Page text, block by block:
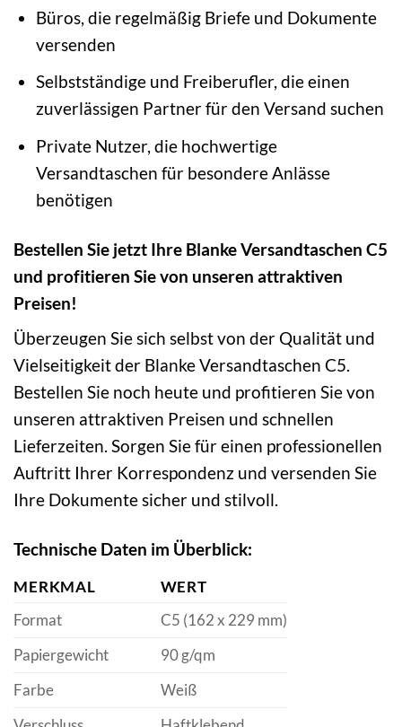
Büros, die regelmäßig Briefe und Dokumente
versenden
Selbstständige und Freiberufler, die einen
zuverlässigen Partner für den Versand suchen
Private Nutzer, die hochwertige
Versandtaschen für besondere Anlässe
benötigen
Bestellen Sie jetzt Ihre Blanke Versandtaschen C5
und profitieren Sie von unseren attraktiven
Preisen!
Überzeugen Sie sich selbst von der Qualität und
Vielseitigkeit der Blanke Versandtaschen C5.
Bestellen Sie noch heute und profitieren Sie von
unseren attraktiven Preisen und schnellen
Lieferzeiten. Sorgen Sie für einen professionellen
Auftritt Ihrer Korrespondenz und versenden Sie
Ihre Dokumente sicher und stilvoll.
Technische Daten im Überblick:
MERKMAL
WERT
Format
C5 (162 x 229 mm)
Papiergewicht
90 g/qm
Farbe
Weiß